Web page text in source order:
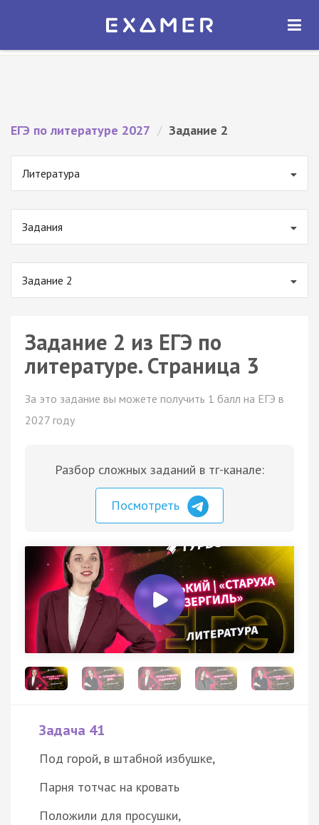
Экзамер — ЕГЭ 2027
ОТКРЫТЬ
ЕГЭ по литературе 2027 / Задание 2
Литература
Задания
Задание 2
Задание 2 из ЕГЭ по
литературе. Страница 3
За это задание вы можете получить 1 балл на ЕГЭ в
2027 году
Разбор сложных заданий в тг-канале:
Посмотреть
Задача 41
Под горой, в штабной избушке,
Парня тотчас на кровать
Положили для просушки,